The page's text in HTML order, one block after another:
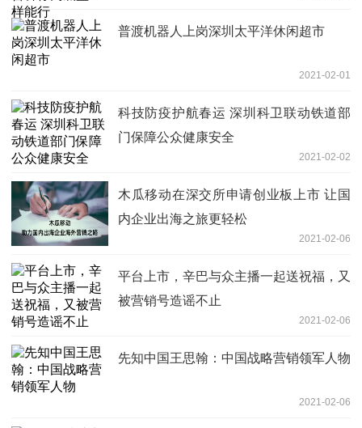
普渡机器人上岗深圳太平洋休闲超市
2021-02-01
科技防疫护航春运 深圳科卫联动铁道部
门保障公众健康安全
2021-02-02
木瓜移动在深交所申请创业板上市 让国
内企业出海之旅更轻松
2021-02-06
平台上市，辛巴与众主播一起送祝福，又
被营销号造谣不止
2021-02-06
先知中国王思翰：中国战略营销领军人物
2021-02-06